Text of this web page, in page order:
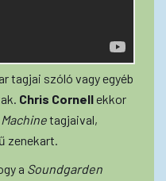
tagjai szóló vagy egyéb
Chris Cornellekkor
tagjaival,
zenekart.
a Soundgarden